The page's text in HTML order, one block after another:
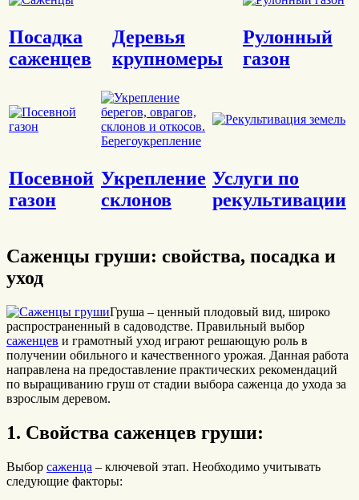
Посадка
саженцев
Деревья
крупномеры
Рулонный
газон
Посевной
газон
Укрепление
склонов
Услуги по
рекультивации
Саженцы груши: свойства, посадка и
уход
Груша – ценный плодовый вид, широко
распространенный в садоводстве. Правильный выбор
саженцев и грамотный уход играют решающую роль в
получении обильного и качественного урожая. Данная работа
направлена на предоставление практических рекомендаций
по выращиванию груш от стадии выбора саженца до ухода за
взрослым деревом.
1. Свойства саженцев груши:
Выбор саженца – ключевой этап. Необходимо учитывать
следующие факторы: